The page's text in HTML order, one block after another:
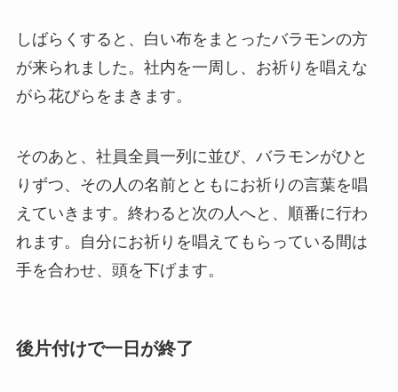
しばらくすると、白い布をまとったバラモンの方
が来られました。社内を一周し、お祈りを唱えな
がら花びらをまきます。
そのあと、社員全員一列に並び、バラモンがひと
りずつ、その人の名前とともにお祈りの言葉を唱
えていきます。終わると次の人へと、順番に行わ
れます。自分にお祈りを唱えてもらっている間は
手を合わせ、頭を下げます。
後片付けで一日が終了